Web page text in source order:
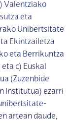
Valentziako
eta
Unibertsitate
Ekintzailetza
eta Berrikuntza
c) Euskal
(Zuzenbide
Institutua) ezarri
artean daude,